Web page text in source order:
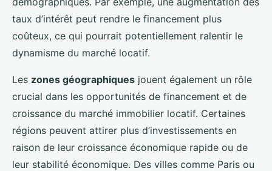
taux d’intérêt peut rendre le financement plus
coûteux, ce qui pourrait potentiellement ralentir le
dynamisme du marché locatif.
Les zones géographiques jouent également un rôle
crucial dans les opportunités de financement et de
croissance du marché immobilier locatif. Certaines
régions peuvent attirer plus d’investissements en
raison de leur croissance économique rapide ou de
leur stabilité économique. Des villes comme Paris ou